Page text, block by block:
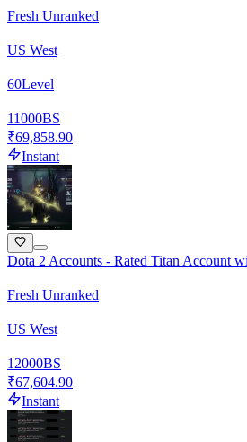
Fresh Unranked
US West
60Level
11000BS
₹69,858.90
Instant
Dota 2 Accounts - Rated Titan Account
Fresh Unranked
US West
12000BS
₹67,604.90
Instant